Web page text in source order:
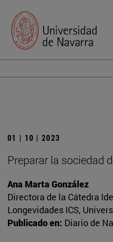
01 | 10 | 2023
Preparar la sociedad
Ana Marta González
Directora de la Cátedra
Longevidades ICS,
Publicado en: Diario de